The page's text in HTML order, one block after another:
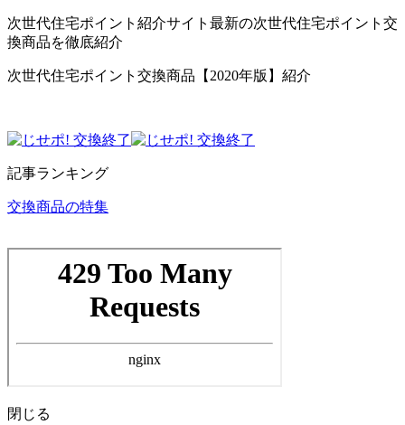
次世代住宅ポイント紹介サイト最新の次世代住宅ポイント交
換商品を徹底紹介
次世代住宅ポイント交換商品【2020年版】紹介
記事ランキング
交換商品の特集
閉じる